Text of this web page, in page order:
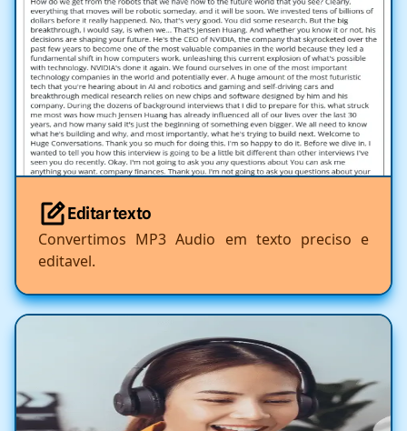
Editar texto
Convertimos MP3 Audio em texto preciso e
editavel.